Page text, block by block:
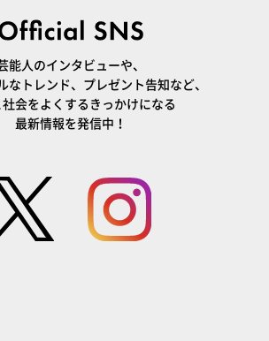
能人のインタビューや、
なトレンド、プレゼント告知など、
会をよくするきっかけになる
最新情報を発信中！